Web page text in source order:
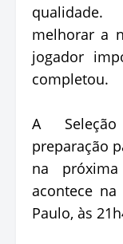
melhorar a
jogador
completou.
A
preparação
na
acontece
Paulo, às